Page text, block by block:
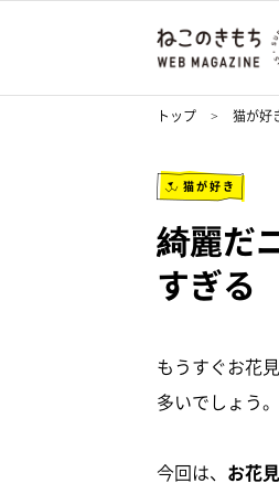
トップ 猫が好
猫が好き
綺麗だ
すぎる
もうすぐお花
多いでしょう
今回は、 お花